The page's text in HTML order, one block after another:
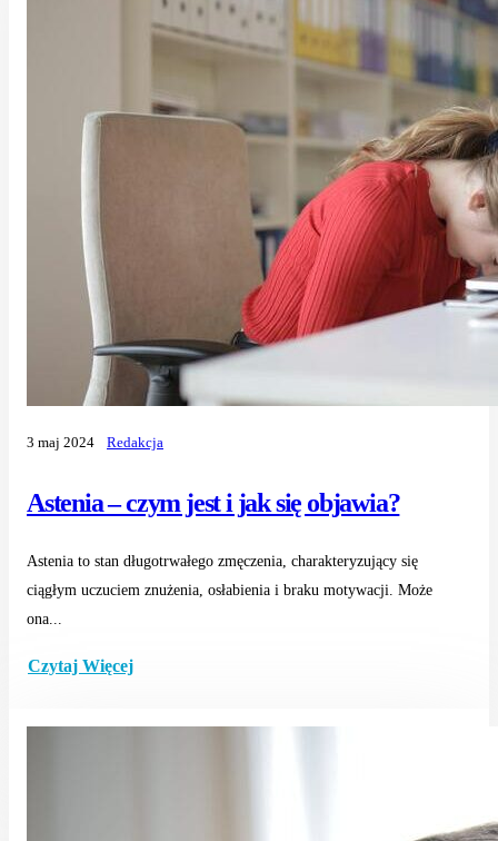
Astenia – czym jest i jak się objawia?
3 maj 2024 Redakcja
Astenia to stan długotrwałego zmęczenia, charakteryzujący się
ciągłym uczuciem znużenia, osłabienia i braku motywacji. Może
ona...
Czytaj Więcej